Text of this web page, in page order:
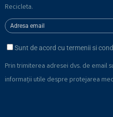
Recicleta.
Sunt de acord cu termenii si
Prin trimiterea adresei dvs. de email
informații utile despre protejarea